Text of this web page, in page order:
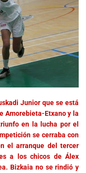
Junior que se está
Amorebieta-Etxano y la
en la lucha por el
se cerraba con
el arranque del tercer
a los chicos de Álex
Bizkaia no se rindió y